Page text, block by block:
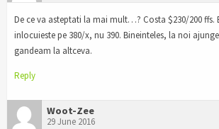
De ce va asteptati la mai mult…? Costa $230/200 ffs.
inlocuieste pe 380/x, nu 390. Bineinteles, la noi
gandeam la altceva.
Reply
Woot-Zee
29 June 2016